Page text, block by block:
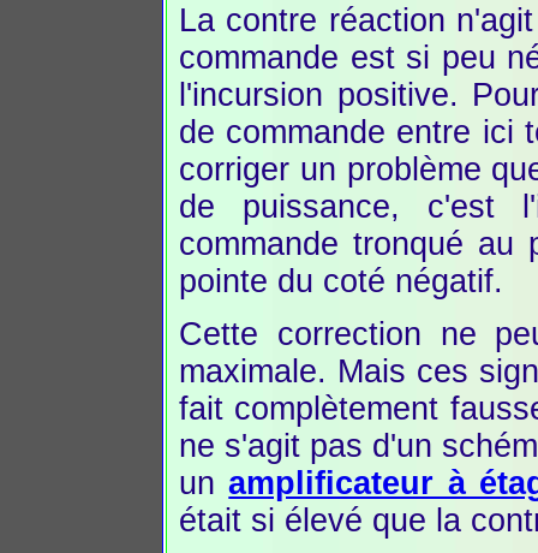
La contre réaction
commande est si peu
l'incursion positive.
de commande entre ici
corriger un problème
de puissance, c'est
commande tronqué
pointe du coté négatif.
Cette correction ne
maximale. Mais ces
fait complètement
ne s'agit pas d'un
unamplificateur à
était si élevé que la